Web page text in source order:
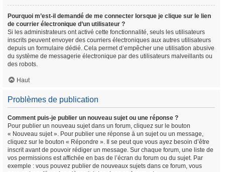
Pourquoi m’est-il demandé de me connecter lorsque je clique sur le lien
de courrier électronique d’un utilisateur ?
Si les administrateurs ont activé cette fonctionnalité, seuls les utilisateurs
inscrits peuvent envoyer des courriers électroniques aux autres utilisateurs
depuis un formulaire dédié. Cela permet d’empêcher une utilisation abusive
du système de messagerie électronique par des utilisateurs malveillants ou
des robots.
Haut
Problèmes de publication
Comment puis-je publier un nouveau sujet ou une réponse ?
Pour publier un nouveau sujet dans un forum, cliquez sur le bouton
« Nouveau sujet ». Pour publier une réponse à un sujet ou un message,
cliquez sur le bouton « Répondre ». Il se peut que vous ayez besoin d’être
inscrit avant de pouvoir rédiger un message. Sur chaque forum, une liste de
vos permissions est affichée en bas de l’écran du forum ou du sujet. Par
exemple : vous pouvez publier de nouveaux sujets dans ce forum, vous